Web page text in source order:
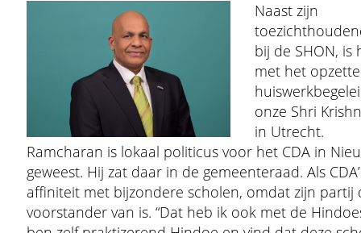
Naast zijn
bij de SHON, is
met het
onze Shri
in Utrecht.
Ramcharan is lokaal politicus voor het CDA in
geweest. Hij zat daar in de gemeenteraad. Als
affiniteit met bijzondere scholen, omdat zijn partij
voorstander van is. “Dat heb ik ook met de